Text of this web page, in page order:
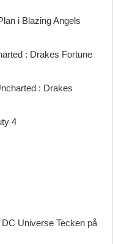
i Blazing Angels
: Drakes Fortune
: Drakes
4
Universe Tecken på